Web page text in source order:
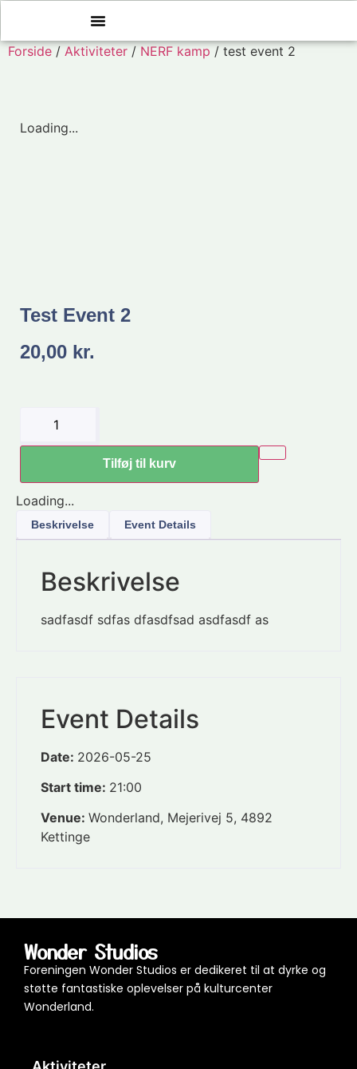
Forside / Aktiviteter / NERF kamp / test event 2
Loading...
Test Event 2
20,00 kr.
Tilføj til kurv
Loading...
Beskrivelse Event Details
Beskrivelse
sadfasdf sdfas dfasdfsad asdfasdf as
Event Details
Date: 2026-05-25
Start time: 21:00
Venue: Wonderland, Mejerivej 5, 4892
Kettinge
Wonder Studios
Foreningen Wonder Studios er dedikeret til at dyrke og
støtte fantastiske oplevelser på kulturcenter
Wonderland.